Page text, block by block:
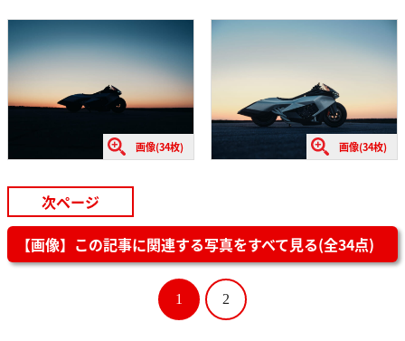
画像(34枚) 画像(34枚)
次ページ
【画像】この記事に関連する写真をすべて見る(全34点)
1 2